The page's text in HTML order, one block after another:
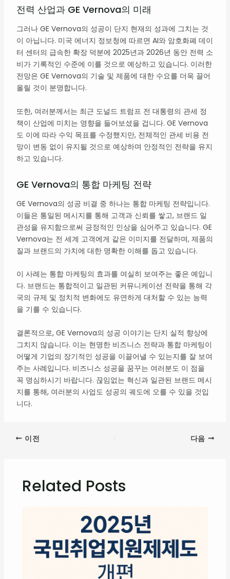
전력 산업과 GE Vernova의 미래
그러나 GE Vernova의 성공이 단지 현재의 성과에 그치는 것
이 아닙니다. 미국 에너지 정보청에 따르면 AI와 암호화폐 데이
터 센터의 급속한 확장 덕분에 2025년과 2026년 동안 전력 소
비가 기록적인 수준에 이를 것으로 예상하고 있습니다. 이러한
전망은 GE Vernova의 기술 및 제품에 대한 수요를 더욱 끌어
올릴 것이 분명합니다.
또한, 여러분께서는 최근 도널드 트럼프 전 대통령의 관세 정
책이 산업에 미치는 영향을 들어보셨을 겁니다. GE Vernova
도 이에 따라 수익 목표를 수정했지만, 전체적인 관세 비용 전
망이 변동 없이 유지될 것으로 예상하며 안정적인 전략을 유지
하고 있습니다.
GE Vernova의 통합 마케팅 전략
GE Vernova의 성공 비결 중 하나는 통합 마케팅 전략입니다.
이들은 통일된 메시지를 통해 고객과 신뢰를 쌓고, 브랜드 일
관성을 유지함으로써 긍정적인 인상을 심어주고 있습니다. GE
Vernova는 전 세계 고객에게 같은 이미지를 전달하며, 제품의
질과 브랜드의 가치에 대한 명확한 이해를 돕고 있습니다.
이 사례는 통합 마케팅의 효과를 여실히 보여주는 좋은 예입니
다. 브랜드는 통합적이고 일관된 커뮤니케이션 전략을 통해 각
국의 규제 및 정치적 변화에도 유연하게 대처할 수 있는 능력
을 기를 수 있습니다.
결론적으로, GE Vernova의 성공 이야기는 단지 실적 향상에
그치지 않습니다. 이는 현명한 비즈니스 전략과 통합 마케팅이
어떻게 기업의 장기적인 성공을 이끌어낼 수 있는지를 잘 보여
주는 사례입니다. 비즈니스 성공을 꿈꾸는 여러분도 이 점을
꼭 명심하시기 바랍니다. 끊임없는 혁신과 일관된 브랜드 메시
지를 통해, 여러분의 사업도 성공의 궤도에 오를 수 있을 것입
니다.
이전 다음
Related Posts